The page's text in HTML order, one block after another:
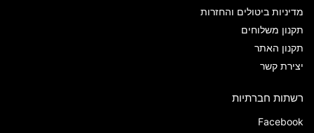
מדיניות ביטולים והחזרות
תקנון משלוחים
תקנון האתר
יצירת קשר
רשתות חברתיות
Facebook